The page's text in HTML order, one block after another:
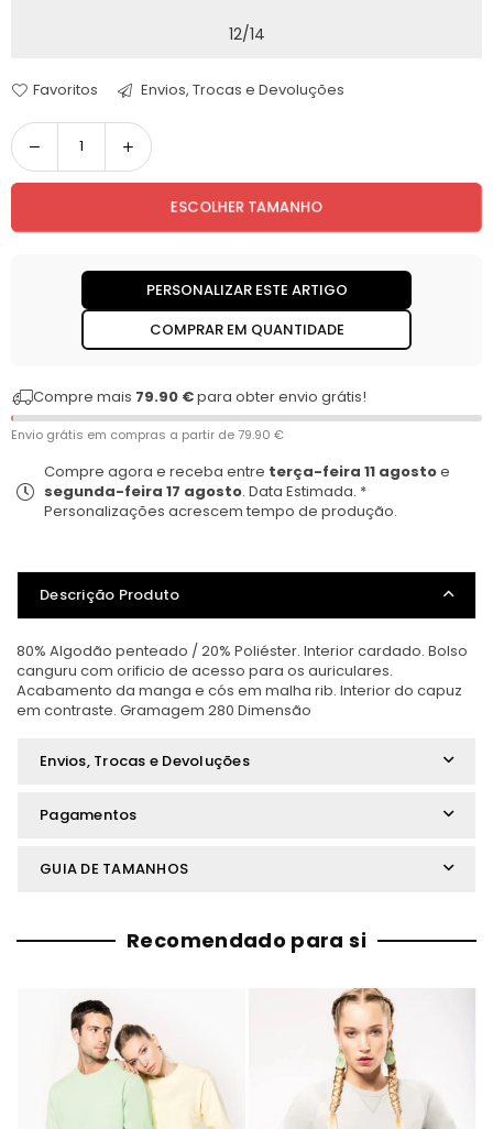
12/14
Favoritos Envios, Trocas e Devoluções
Quantidade
ESCOLHER TAMANHO
PERSONALIZAR ESTE ARTIGO
COMPRAR EM QUANTIDADE
Compre mais 79.90 €para obter envio grátis!
Envio grátis em compras a partir de79.90 €
Compre agora e receba entre terça-feira 11 agostoe
segunda-feira 17 agosto. Data Estimada. *
Personalizações acrescem tempo de produção.
Descrição Produto
80% Algodão penteado / 20% Poliéster. Interior cardado. Bolso
canguru com orificio de acesso para os auriculares.
Acabamento da manga e cós em malha rib. Interior do capuz
em contraste. Gramagem 280 Dimensão
Envios, Trocas e Devoluções
Pagamentos
GUIA DE TAMANHOS
Recomendado para si